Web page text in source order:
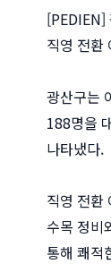
[PEDIEN]
직영 전환
광산구는
188명을
나타냈다.
직영 전환
수목 정비
통해 쾌적